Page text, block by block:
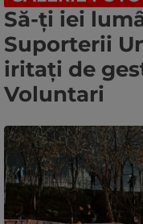
Să-ți iei
Suporterii
iritați de
Voluntari